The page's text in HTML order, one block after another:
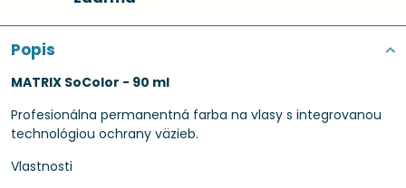
Popis
MATRIX SoColor - 90 ml
Profesionálna permanentná farba na vlasy s integrovanou
technológiou ochrany väzieb.
Vlastnosti